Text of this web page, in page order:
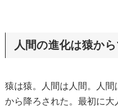
人間の進化は猿か
猿は猿。人間は人間。人間
から降ろされた。最初に